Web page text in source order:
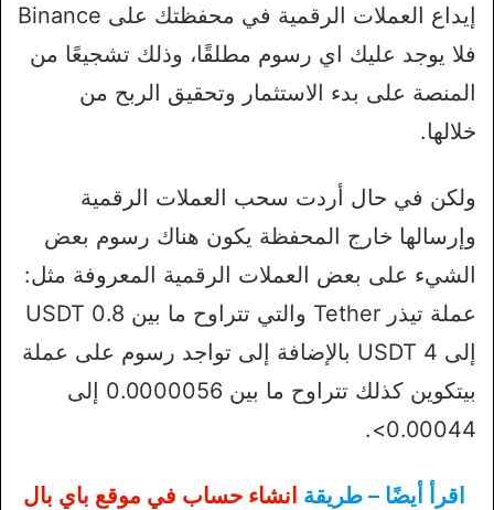
إيداع العملات الرقمية في محفظتك على Binance
فلا يوجد عليك اي رسوم مطلقًا، وذلك تشجيعًا من
المنصة على بدء الاستثمار وتحقيق الربح من
خلالها.
ولكن في حال أردت سحب العملات الرقمية
وإرسالها خارج المحفظة يكون هناك رسوم بعض
الشيء على بعض العملات الرقمية المعروفة مثل:
عملة تيذر Tether والتي تتراوح ما بين 0.8 USDT
إلى 4 USDT بالإضافة إلى تواجد رسوم على عملة
بيتكوين كذلك تتراوح ما بين 0.0000056 إلى
0.00044>.
اقرأ أيضًا – طريقة انشاء حساب في موقع باي بال